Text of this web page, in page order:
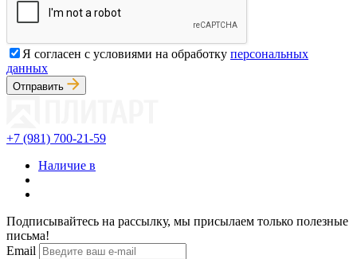
Я согласен с условиями на обработку персональных
данных
Отправить
+7 (981) 700-21-59
Наличие в
Подписывайтесь на рассылку, мы присылаем только полезные
письма!
Email